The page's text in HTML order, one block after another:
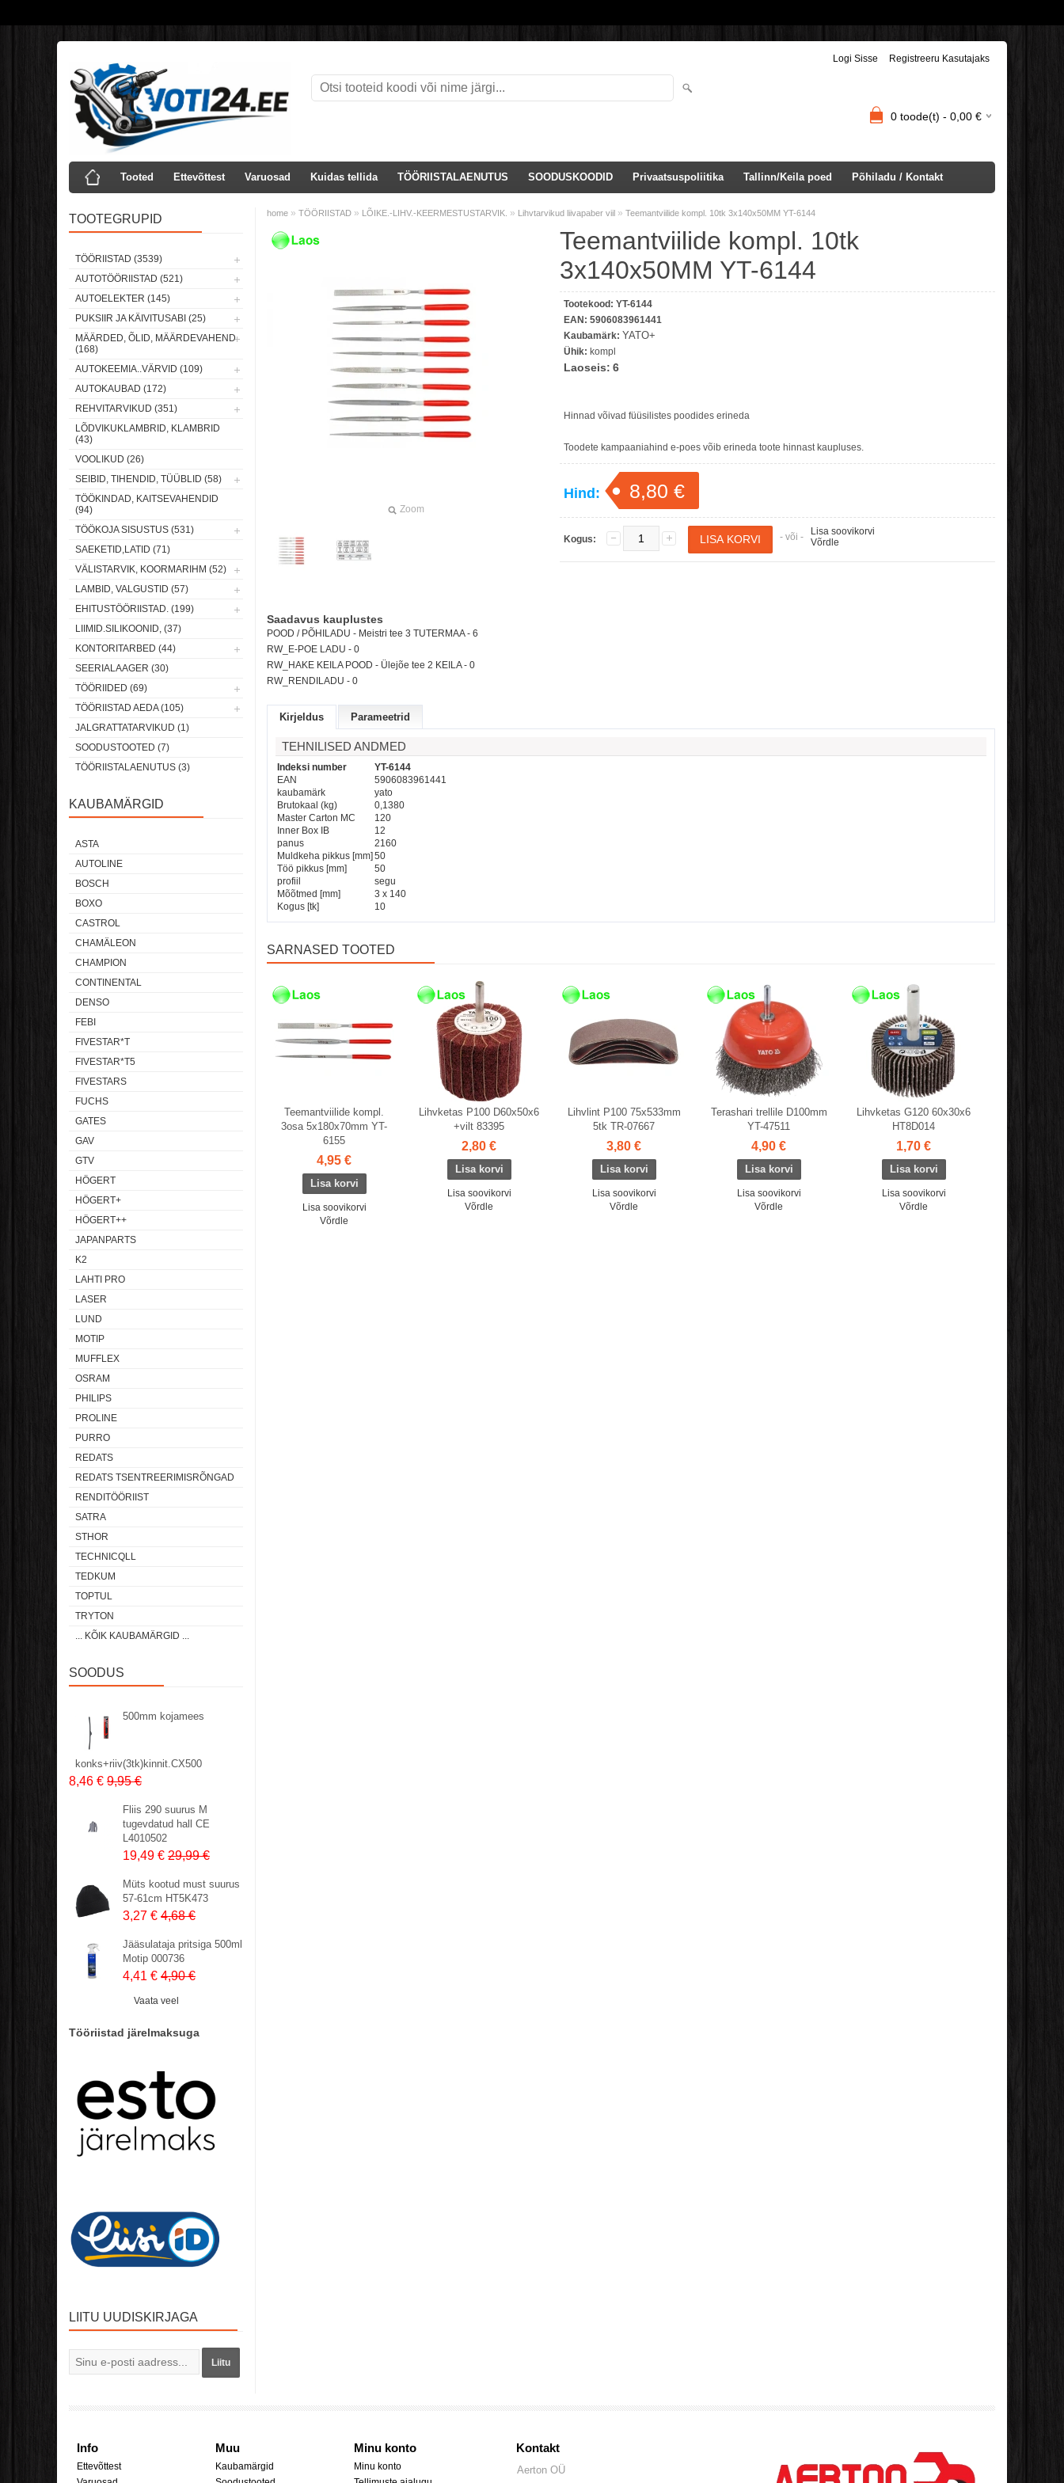
Logi Sisse Registreeru Kasutajaks
0 toode(t) - 0,00 €
Tooted Ettevõttest Varuosad Kuidas tellida TÖÖRIISTALAENUTUS SOODUSKOODID Privaatsuspoliitika Tallinn/Keila poed Põhiladu / Kontakt
TOOTEGRUPID
TÖÖRIISTAD (3539)
AUTOTÖÖRIISTAD (521)
AUTOELEKTER (145)
PUKSIIR JA KÄIVITUSABI (25)
MÄÄRDED, ÕLID, MÄÄRDEVAHEND
(168)
AUTOKEEMIA..VÄRVID (109)
AUTOKAUBAD (172)
REHVITARVIKUD (351)
LÕDVIKUKLAMBRID, KLAMBRID
(43)
VOOLIKUD (26)
SEIBID, TIHENDID, TÜÜBLID (58)
TÖÖKINDAD, KAITSEVAHENDID
(94)
TÖÖKOJA SISUSTUS (531)
SAEKETID,LATID (71)
VÄLISTARVIK, KOORMARIHM (52)
LAMBID, VALGUSTID (57)
EHITUSTÖÖRIISTAD. (199)
LIIMID.SILIKOONID, (37)
KONTORITARBED (44)
SEERIALAAGER (30)
TÖÖRIIDED (69)
TÖÖRIISTAD AEDA (105)
JALGRATTATARVIKUD (1)
SOODUSTOOTED (7)
TÖÖRIISTALAENUTUS (3)
KAUBAMÄRGID
ASTA
AUTOLINE
BOSCH
BOXO
CASTROL
CHAMÄLEON
CHAMPION
CONTINENTAL
DENSO
FEBI
FIVESTAR*T
FIVESTAR*T5
FIVESTARS
FUCHS
GATES
GAV
GTV
HÖGERT
HÖGERT+
HÖGERT++
JAPANPARTS
K2
LAHTI PRO
LASER
LUND
MOTIP
MUFFLEX
OSRAM
PHILIPS
PROLINE
PURRO
REDATS
REDATS TSENTREERIMISRÕNGAD
RENDITÖÖRIIST
SATRA
STHOR
TECHNICQLL
TEDKUM
TOPTUL
TRYTON
... KÕIK KAUBAMÄRGID ...
SOODUS
500mm kojamees
konks+riiv(3tk)kinnit.CX500
8,46 € 9,95 €
Fliis 290 suurus M
tugevdatud hall CE
L4010502
19,49 € 29,99 €
Müts kootud must suurus
57-61cm HT5K473
3,27 € 4,68 €
Jääsulataja pritsiga 500ml
Motip 000736
4,41 € 4,90 €
Vaata veel
Tööriistad järelmaksuga
LIITU UUDISKIRJAGA
Liitu
home » TÖÖRIISTAD » LÕIKE.-LIHV.-KEERMESTUSTARVIK. » Lihvtarvikud liivapaber viil » Teemantviilide kompl. 10tk 3x140x50MM YT-6144
Zoom
Teemantviilide kompl. 10tk
3x140x50MM YT-6144
Tootekood: YT-6144
EAN: 5906083961441
Kaubamärk: YATO+
Ühik: kompl
Laoseis: 6
Hinnad võivad füüsilistes poodides erineda
Toodete kampaaniahind e-poes võib erineda toote hinnast kaupluses.
Hind: 8,80 €
Kogus: - või - Lisa soovikorvi
Võrdle
Saadavus kauplustes
POOD / PÕHILADU - Meistri tee 3 TUTERMAA - 6
RW_E-POE LADU - 0
RW_HAKE KEILA POOD - Ülejõe tee 2 KEILA - 0
RW_RENDILADU - 0
Kirjeldus Parameetrid
TEHNILISED ANDMED
Indeksi number
YT-6144
EAN
5906083961441
kaubamärk
yato
Brutokaal (kg)
0,1380
Master Carton MC
120
Inner Box IB
12
panus
2160
Muldkeha pikkus [mm]50
Töö pikkus [mm]
50
profiil
segu
Mõõtmed [mm]
3 x 140
Kogus [tk]
10
SARNASED TOOTED
Teemantviilide kompl.
3osa 5x180x70mm YT-
6155
4,95 €
Lisa soovikorvi
Võrdle
Laos
Lihvketas P100 D60x50x6
+vilt 83395
2,80 €
Lisa soovikorvi
Võrdle
Lihvlint P100 75x533mm
5tk TR-07667
3,80 €
Lisa soovikorvi
Võrdle
Terashari trellile D100mm
YT-47511
4,90 €
Lisa soovikorvi
Võrdle
Lihvketas G120 60x30x6
HT8D014
1,70 €
Lisa soovikorvi
Võrdle
Info
Ettevõttest
Muu
Kaubamärgid
Minu konto
Minu konto
Kontakt
Aerton OÜ